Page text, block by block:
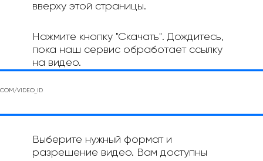
вверху этой страницы.
Нажмите кнопку "Скачать". Дождитесь,
пока наш сервис обработает ссылку
на видео.
Выберите нужный формат и
разрешение видео. Вам доступны